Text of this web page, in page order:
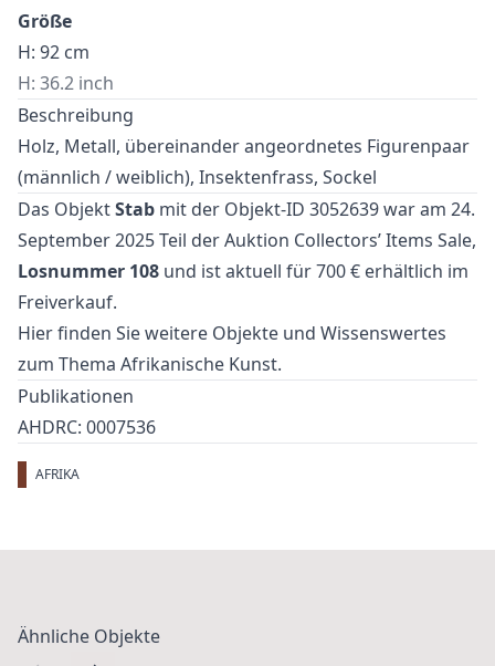
Größe
H: 92 cm
H: 36.2 inch
Beschreibung
Holz, Metall, übereinander angeordnetes Figurenpaar
(männlich / weiblich), Insektenfrass, Sockel
Das ObjektStab mit der Objekt-ID 3052639 war am 24.
September 2025 Teil der Auktion Collectors’ Items Sale,
Losnummer 108 und ist aktuell für 700 € erhältlich im
Freiverkauf.
Hier finden Sie weitere Objekte und Wissenswertes
zum Thema Afrikanische Kunst.
Publikationen
AHDRC: 0007536
AFRIKA
Ähnliche Objekte